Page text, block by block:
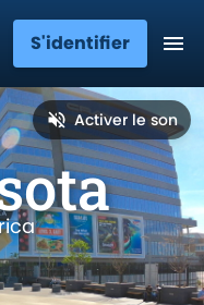
S'identifier
Activer le son